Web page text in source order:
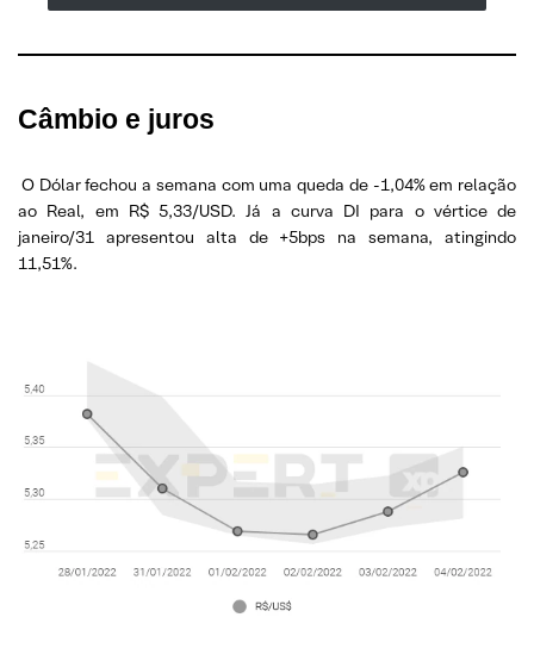
Câmbio e juros
O Dólar fechou a semana com uma queda de -1,04% em relação
ao Real, em R$ 5,33/USD. Já a curva DI para o vértice de
janeiro/31 apresentou alta de +5bps na semana, atingindo
11,51%.